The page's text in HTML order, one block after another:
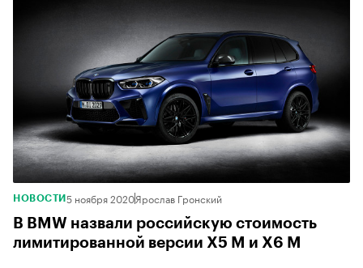
НОВОСТИ 5 ноября 2020Ярослав Гронский
В BMW назвали российскую стоимость
лимитированной версии X5 M и X6 M